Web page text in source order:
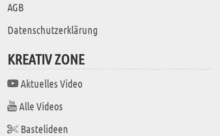
AGB
Datenschutzerklärung
KREATIV ZONE
Aktuelles Video
Alle Videos
Bastelideen